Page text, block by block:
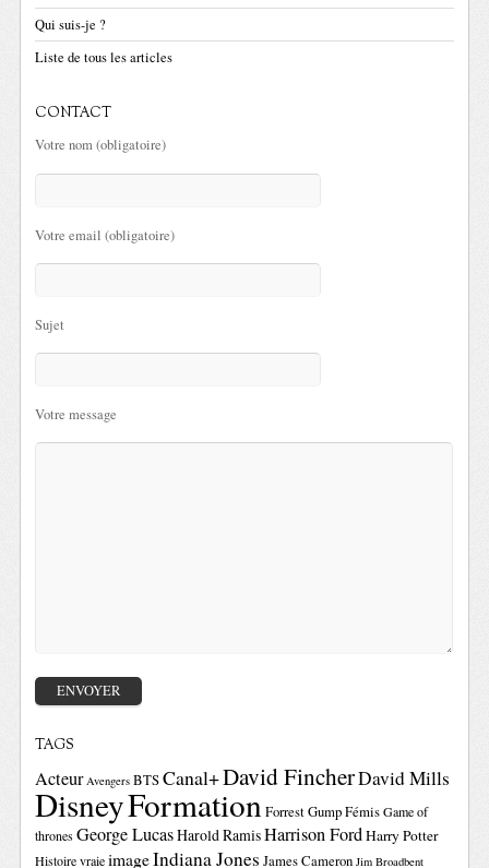
Qui suis-je ?
Liste de tous les articles
CONTACT
Votre nom (obligatoire)
Votre email (obligatoire)
Sujet
Votre message
TAGS
Acteur Avengers BTSCanal+David FincherDavid Mills
DisneyFormationForrest GumpFémis Game of
thrones George LucasHarold RamisHarrison FordHarry Potter
Histoire vraie imageIndiana Jones James Cameron Jim Broadbent